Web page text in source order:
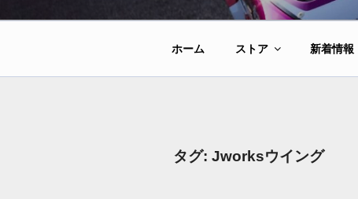
キ
ホーム ストア 新着情報
タグ: Jworksウイング